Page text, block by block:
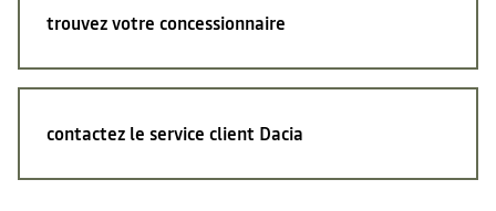
trouvez votre concessionnaire
contactez le service client Dacia